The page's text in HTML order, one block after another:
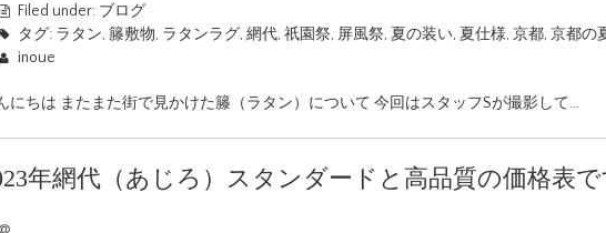
Filed under: ブログ
タグ: ラタン, 籐敷物, ラタンラグ, 網代, 祇園祭, 屏風祭, 夏の装い, 夏仕様, 京都, 京都の
inoue
にちは またまた街で見かけた籐（ラタン）について 今回はスタッフSが撮影して…
年網代（あじろ）スタンダードと高品質の価格表で